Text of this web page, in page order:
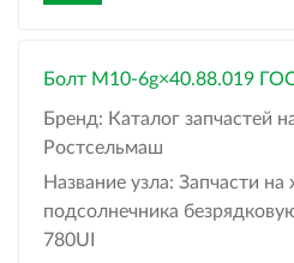
Болт M10-6g×40.88.019
Бренд: Каталог запчастей
Ростсельмаш
Название узла: Запчасти на
подсолнечника
780UI